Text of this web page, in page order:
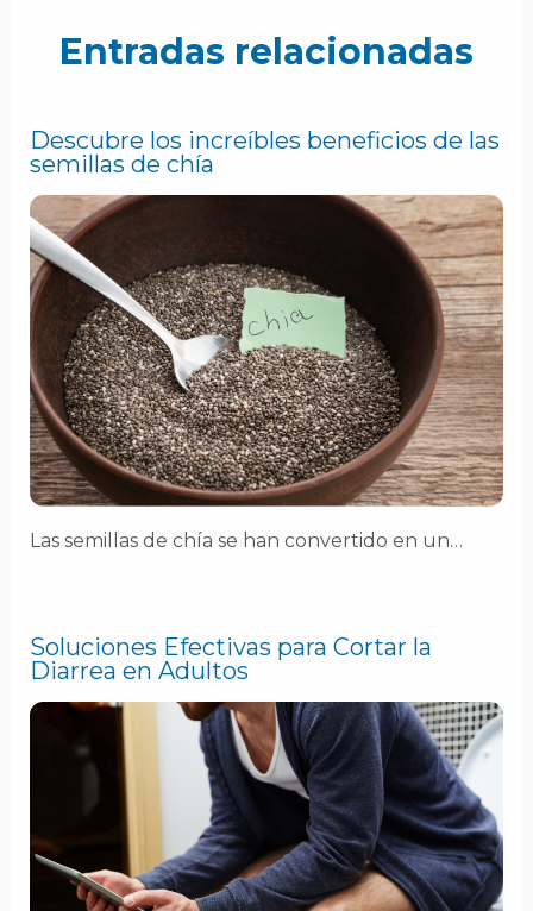
Entradas relacionadas
Descubre los increíbles beneficios de las
semillas de chía
Las semillas de chía se han convertido en un…
Soluciones Efectivas para Cortar la
Diarrea en Adultos